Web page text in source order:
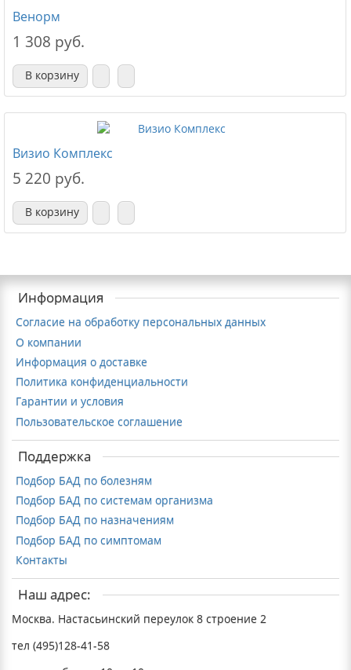
Венорм
1 308 руб.
В корзину
Визио Комплекс
5 220 руб.
В корзину
Информация
Согласие на обработку персональных данных
О компании
Информация о доставке
Политика конфиденциальности
Гарантии и условия
Пользовательское соглашение
Поддержка
Подбор БАД по болезням
Подбор БАД по системам организма
Подбор БАД по назначениям
Подбор БАД по симптомам
Контакты
Наш адрес:
Москва. Настасьинский переулок 8 строение 2
тел (495)128-41-58